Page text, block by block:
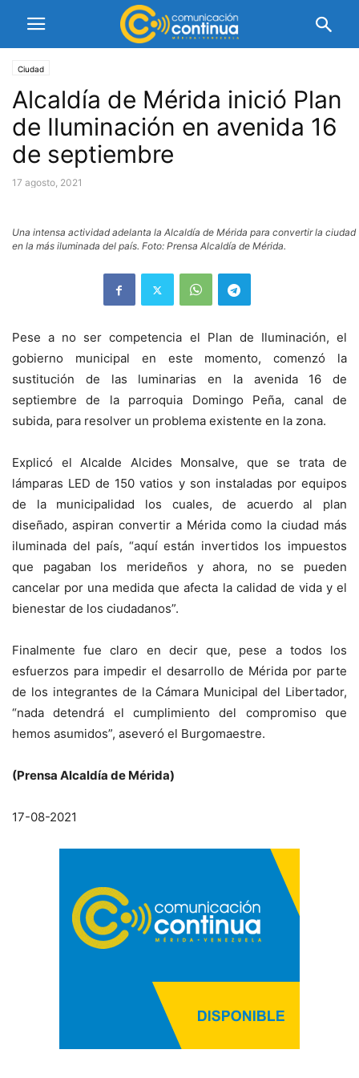
Ciudad
Alcaldía de Mérida inició Plan
de Iluminación en avenida 16
de septiembre
17 agosto, 2021
Una intensa actividad adelanta la Alcaldía de Mérida para convertir la ciudad
en la más iluminada del país. Foto: Prensa Alcaldía de Mérida.
Pese a no ser competencia el Plan de Iluminación, el
gobierno municipal en este momento, comenzó la
sustitución de las luminarias en la avenida 16 de
septiembre de la parroquia Domingo Peña, canal de
subida, para resolver un problema existente en la zona.
Explicó el Alcalde Alcides Monsalve, que se trata de
lámparas LED de 150 vatios y son instaladas por equipos
de la municipalidad los cuales, de acuerdo al plan
diseñado, aspiran convertir a Mérida como la ciudad más
iluminada del país, “aquí están invertidos los impuestos
que pagaban los merideños y ahora, no se pueden
cancelar por una medida que afecta la calidad de vida y el
bienestar de los ciudadanos”.
Finalmente fue claro en decir que, pese a todos los
esfuerzos para impedir el desarrollo de Mérida por parte
de los integrantes de la Cámara Municipal del Libertador,
“nada detendrá el cumplimiento del compromiso que
hemos asumidos”, aseveró el Burgomaestre.
(Prensa Alcaldía de Mérida)
17-08-2021